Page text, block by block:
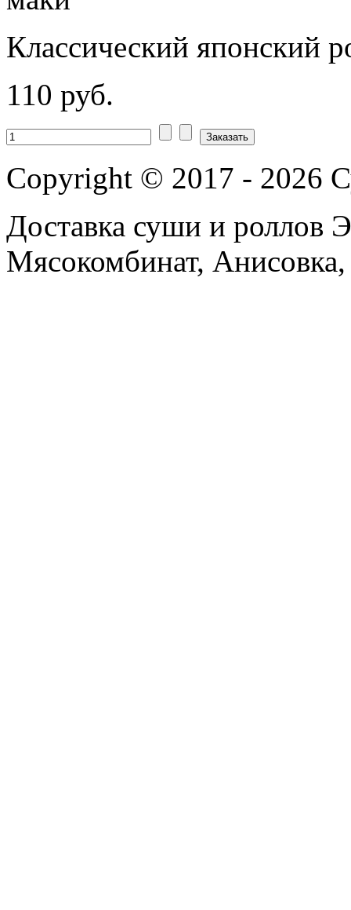
Классический японский
110 руб.
Copyright © 2017 - 2026
Доставка суши и роллов
Мясокомбинат,